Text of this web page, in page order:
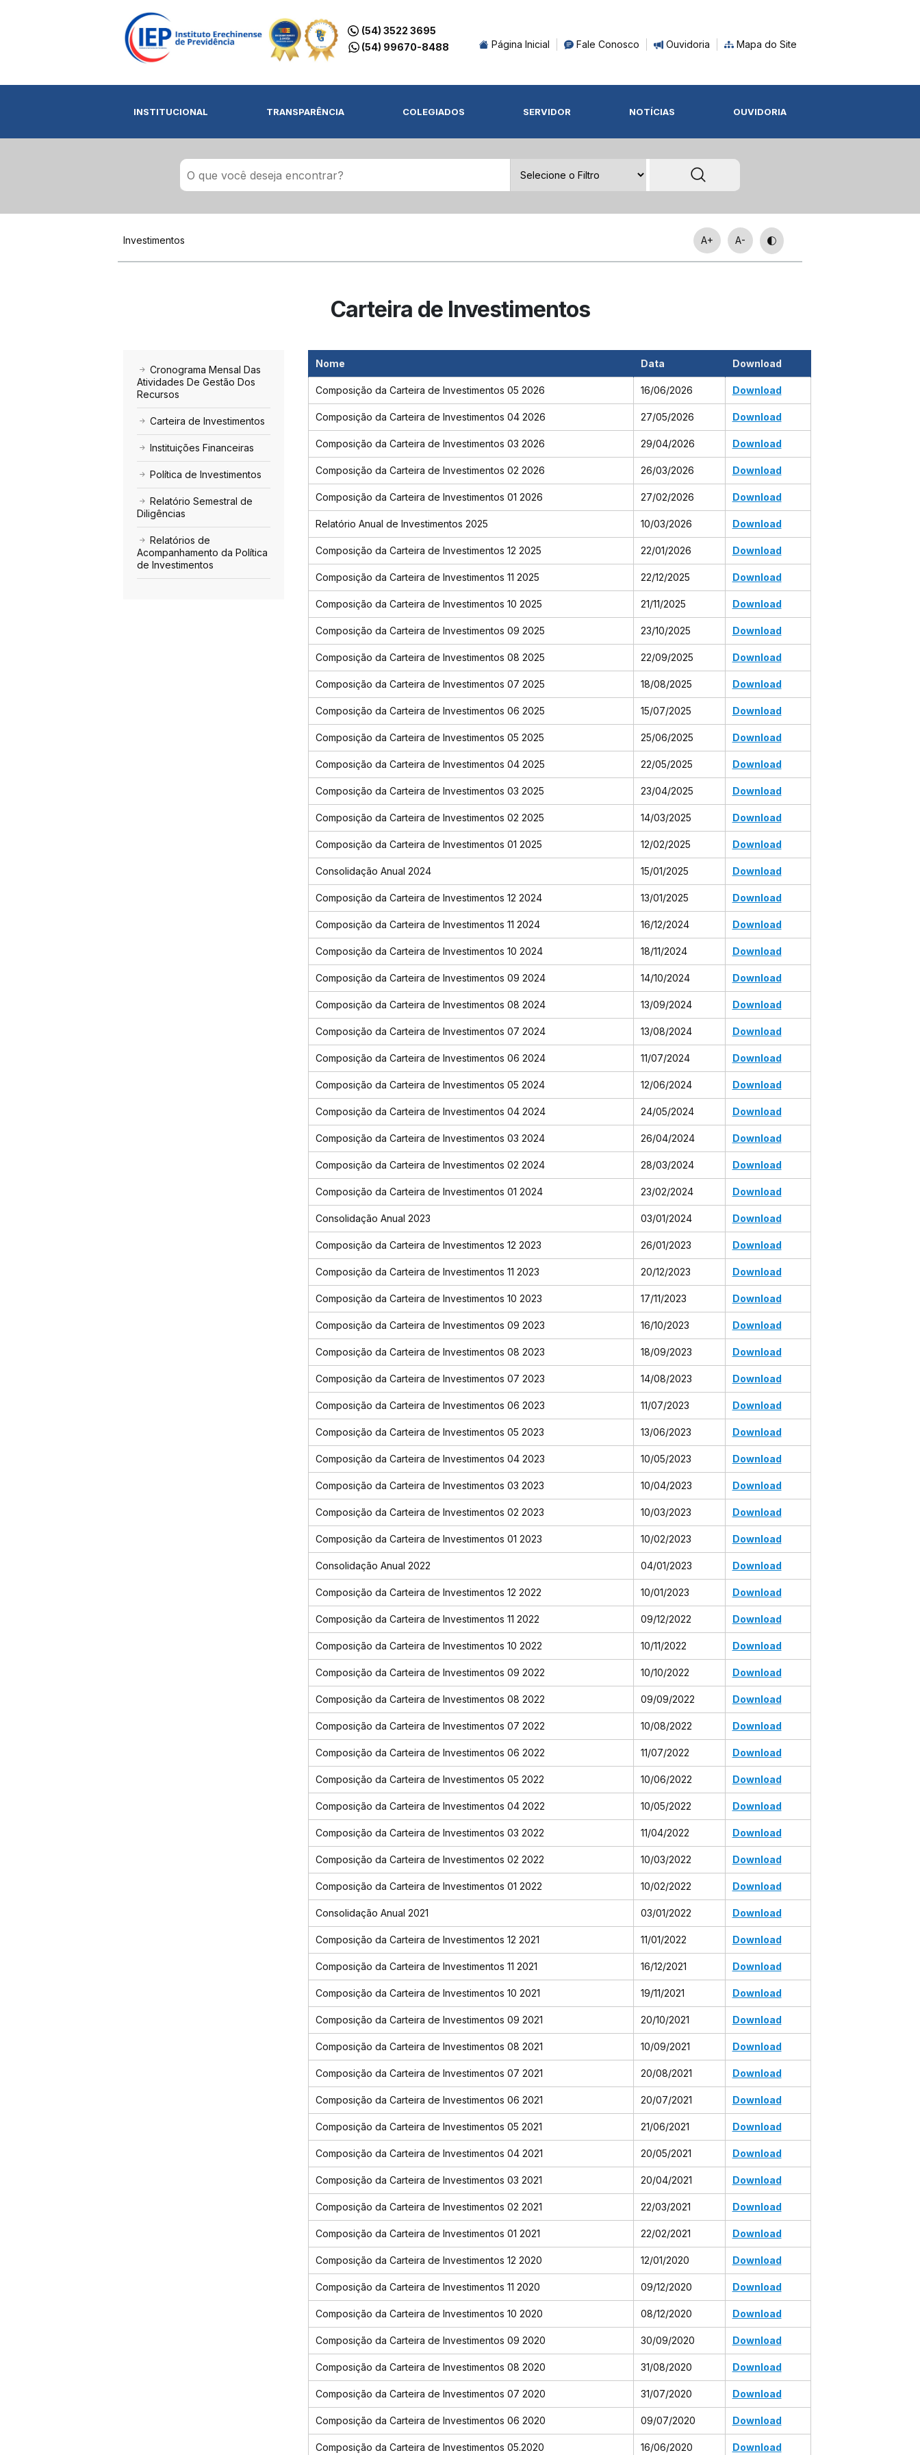
(54) 3522 3695
(54) 99670-8488
Página Inicial Fale Conosco Ouvidoria Mapa do Site
INSTITUCIONAL TRANSPARÊNCIA COLEGIADOS SERVIDOR NOTÍCIAS OUVIDORIA
Investimentos A+ A-
Carteira de Investimentos
Cronograma Mensal Das
Atividades De Gestão Dos
Recursos
Carteira de Investimentos
Instituições Financeiras
Política de Investimentos
Relatório Semestral de
Diligências
Relatórios de
Acompanhamento da Política
de Investimentos
Nome Data Download
Composição da Carteira de Investimentos 05 2026 16/06/2026 Download
Composição da Carteira de Investimentos 04 2026 27/05/2026 Download
Composição da Carteira de Investimentos 03 2026 29/04/2026 Download
Composição da Carteira de Investimentos 02 2026 26/03/2026 Download
Composição da Carteira de Investimentos 01 2026 27/02/2026 Download
Relatório Anual de Investimentos 2025 10/03/2026 Download
Composição da Carteira de Investimentos 12 2025 22/01/2026 Download
Composição da Carteira de Investimentos 11 2025 22/12/2025 Download
Composição da Carteira de Investimentos 10 2025 21/11/2025 Download
Composição da Carteira de Investimentos 09 2025 23/10/2025 Download
Composição da Carteira de Investimentos 08 2025 22/09/2025 Download
Composição da Carteira de Investimentos 07 2025 18/08/2025 Download
Composição da Carteira de Investimentos 06 2025 15/07/2025 Download
Composição da Carteira de Investimentos 05 2025 25/06/2025 Download
Composição da Carteira de Investimentos 04 2025 22/05/2025 Download
Composição da Carteira de Investimentos 03 2025 23/04/2025 Download
Composição da Carteira de Investimentos 02 2025 14/03/2025 Download
Composição da Carteira de Investimentos 01 2025 12/02/2025 Download
Consolidação Anual 2024 15/01/2025 Download
Composição da Carteira de Investimentos 12 2024 13/01/2025 Download
Composição da Carteira de Investimentos 11 2024 16/12/2024 Download
Composição da Carteira de Investimentos 10 2024 18/11/2024 Download
Composição da Carteira de Investimentos 09 2024 14/10/2024 Download
Composição da Carteira de Investimentos 08 2024 13/09/2024 Download
Composição da Carteira de Investimentos 07 2024 13/08/2024 Download
Composição da Carteira de Investimentos 06 2024 11/07/2024 Download
Composição da Carteira de Investimentos 05 2024 12/06/2024 Download
Composição da Carteira de Investimentos 04 2024 24/05/2024 Download
Composição da Carteira de Investimentos 03 2024 26/04/2024 Download
Composição da Carteira de Investimentos 02 2024 28/03/2024 Download
Composição da Carteira de Investimentos 01 2024 23/02/2024 Download
Consolidação Anual 2023 03/01/2024 Download
Composição da Carteira de Investimentos 12 2023 26/01/2023 Download
Composição da Carteira de Investimentos 11 2023 20/12/2023 Download
Composição da Carteira de Investimentos 10 2023 17/11/2023 Download
Composição da Carteira de Investimentos 09 2023 16/10/2023 Download
Composição da Carteira de Investimentos 08 2023 18/09/2023 Download
Composição da Carteira de Investimentos 07 2023 14/08/2023 Download
Composição da Carteira de Investimentos 06 2023 11/07/2023 Download
Composição da Carteira de Investimentos 05 2023 13/06/2023 Download
Composição da Carteira de Investimentos 04 2023 10/05/2023 Download
Composição da Carteira de Investimentos 03 2023 10/04/2023 Download
Composição da Carteira de Investimentos 02 2023 10/03/2023 Download
Composição da Carteira de Investimentos 01 2023 10/02/2023 Download
Consolidação Anual 2022 04/01/2023 Download
Composição da Carteira de Investimentos 12 2022 10/01/2023 Download
Composição da Carteira de Investimentos 11 2022 09/12/2022 Download
Composição da Carteira de Investimentos 10 2022 10/11/2022 Download
Composição da Carteira de Investimentos 09 2022 10/10/2022 Download
Composição da Carteira de Investimentos 08 2022 09/09/2022 Download
Composição da Carteira de Investimentos 07 2022 10/08/2022 Download
Composição da Carteira de Investimentos 06 2022 11/07/2022 Download
Composição da Carteira de Investimentos 05 2022 10/06/2022 Download
Composição da Carteira de Investimentos 04 2022 10/05/2022 Download
Composição da Carteira de Investimentos 03 2022 11/04/2022 Download
Composição da Carteira de Investimentos 02 2022 10/03/2022 Download
Composição da Carteira de Investimentos 01 2022 10/02/2022 Download
Consolidação Anual 2021 03/01/2022 Download
Composição da Carteira de Investimentos 12 2021 11/01/2022 Download
Composição da Carteira de Investimentos 11 2021 16/12/2021 Download
Composição da Carteira de Investimentos 10 2021 19/11/2021 Download
Composição da Carteira de Investimentos 09 2021 20/10/2021 Download
Composição da Carteira de Investimentos 08 2021 10/09/2021 Download
Composição da Carteira de Investimentos 07 2021 20/08/2021 Download
Composição da Carteira de Investimentos 06 2021 20/07/2021 Download
Composição da Carteira de Investimentos 05 2021 21/06/2021 Download
Composição da Carteira de Investimentos 04 2021 20/05/2021 Download
Composição da Carteira de Investimentos 03 2021 20/04/2021 Download
Composição da Carteira de Investimentos 02 2021 22/03/2021 Download
Composição da Carteira de Investimentos 01 2021 22/02/2021 Download
Composição da Carteira de Investimentos 12 2020 12/01/2020 Download
Composição da Carteira de Investimentos 11 2020 09/12/2020 Download
Composição da Carteira de Investimentos 10 2020 08/12/2020 Download
Composição da Carteira de Investimentos 09 2020 30/09/2020 Download
Composição da Carteira de Investimentos 08 2020 31/08/2020 Download
Composição da Carteira de Investimentos 07 2020 31/07/2020 Download
Composição da Carteira de Investimentos 06 2020 09/07/2020 Download
Composição da Carteira de Investimentos 05.2020 16/06/2020 Download